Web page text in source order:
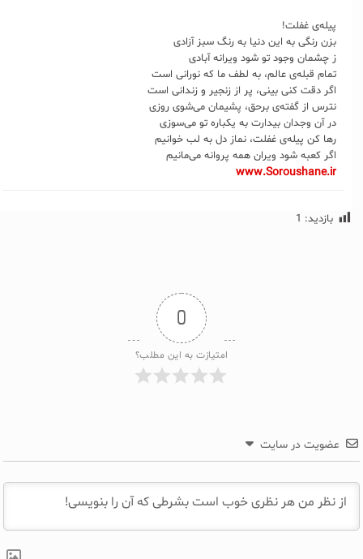
پیله‌ی غفلت!
بزن رنگی به این دنیا به رنگ سبز آزادی
ز چشمان وجود تو شود ویرانه آبادی
تمام قبله‌ی عالم، به لطف ما که نورانی است
اگر دقت کنی بینی، پر از زنجیر و زندانی است
نترس از گفته‌ی برحق، پشیمان می‌شوی روزی
در آن وجدان بیدارت به یکباره تو می‌سوزی
رها کن پیله‌ی غفلت، نماز دل به لب خوانیم
اگر کعبه شود ویران همه پروانه می‌مانیم
www.Soroushane.ir
بازدید: 1
0
امتیازت به این مطلب؟
عضویت در سایت